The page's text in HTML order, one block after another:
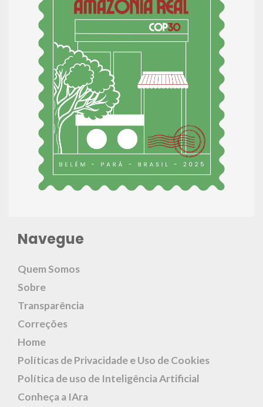
Navegue
Quem Somos
Sobre
Transparência
Correções
Home
Políticas de Privacidade e Uso de Cookies
Política de uso de Inteligência Artificial
Conheça a IAra